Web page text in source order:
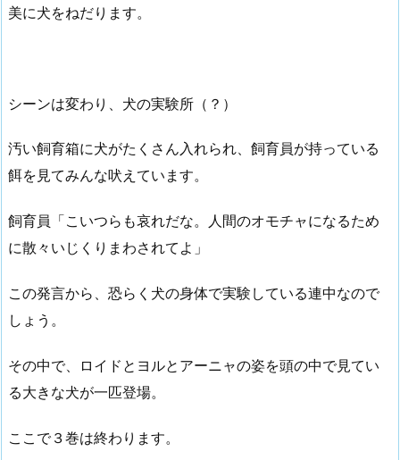
美に犬をねだります。
シーンは変わり、犬の実験所（？）
汚い飼育箱に犬がたくさん入れられ、飼育員が持っている
餌を見てみんな吠えています。
飼育員「こいつらも哀れだな。人間のオモチャになるため
に散々いじくりまわされてよ」
この発言から、恐らく犬の身体で実験している連中なので
しょう。
その中で、ロイドとヨルとアーニャの姿を頭の中で見てい
る大きな犬が一匹登場。
ここで３巻は終わります。